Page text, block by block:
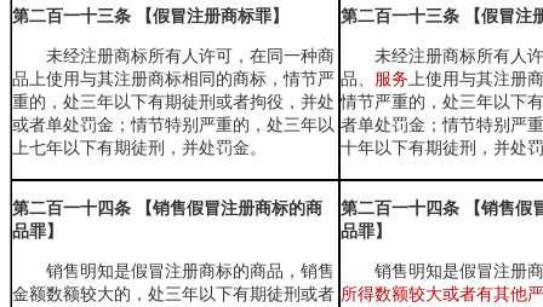
第二百一十三条 【假冒注册商标罪】
未经注册商标所有人许可，在同一种商
品上使用与其注册商标相同的商标，情节严
重的，处三年以下有期徒刑或者拘役 ，并处
或者单处罚金；情节特别严重的，处三年以
上七年以下有期徒刑，并处罚金。
第二百一十三条 【假冒注
未经注册商标所有人
品、 服务上使用与其注册
情节严重的，处三年以下
者单处罚金；情节特别严
十年以下有期徒刑，并处
第二百一十四条 【销售假冒注册商标的商
品罪】
销售明知是假冒注册商标的商品，销售
金额数额较大的，处三年以下有期徒刑或者
第二百一十四条 【销售假
品罪】
销售明知是假冒注册
所得数额较大或者有其他